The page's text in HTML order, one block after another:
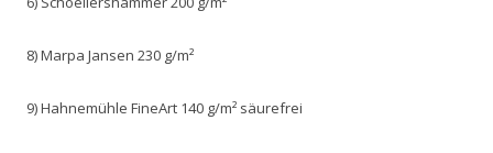
8) Marpa Jansen 230 g/m²
9) Hahnemühle FineArt 140 g/m² säurefrei